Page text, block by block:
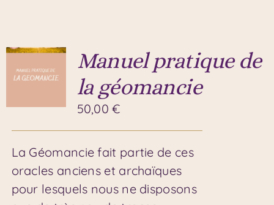
Manuel pratique de
la géomancie
50,00€
La Géomancie fait partie de ces
oracles anciens et archaïques
pour lesquels nous ne disposons